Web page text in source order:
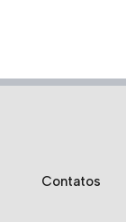
Contatos